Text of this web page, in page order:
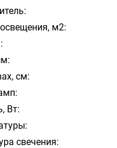
м2:
см:
Вт:
свечения: